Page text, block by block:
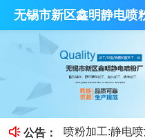
无锡市新区鑫明静电喷
公告：
抛丸技术和酸